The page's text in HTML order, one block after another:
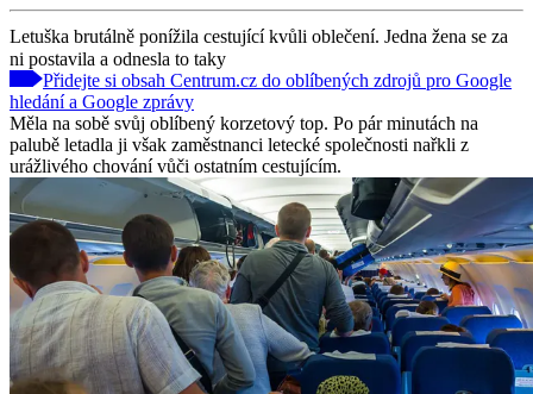
Letuška brutálně ponížila cestující kvůli oblečení. Jedna žena se za
ni postavila a odnesla to taky
Přidejte si obsah Centrum.cz do oblíbených zdrojů pro Google
hledání a Google zprávy
Měla na sobě svůj oblíbený korzetový top. Po pár minutách na
palubě letadla ji však zaměstnanci letecké společnosti nařkli z
urážlivého chování vůči ostatním cestujícím.